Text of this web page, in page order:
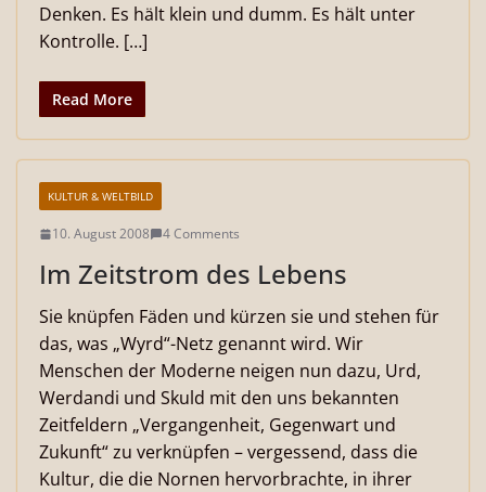
Denken. Es hält klein und dumm. Es hält unter
Kontrolle. […]
Read More
KULTUR & WELTBILD
10. August 2008 4 Comments
Im Zeitstrom des Lebens
Sie knüpfen Fäden und kürzen sie und stehen für
das, was „Wyrd“-Netz genannt wird. Wir
Menschen der Moderne neigen nun dazu, Urd,
Werdandi und Skuld mit den uns bekannten
Zeitfeldern „Vergangenheit, Gegenwart und
Zukunft“ zu verknüpfen – vergessend, dass die
Kultur, die die Nornen hervorbrachte, in ihrer